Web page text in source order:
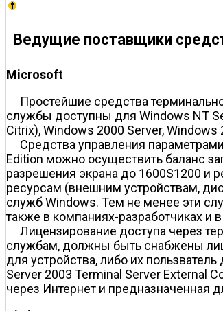
Ведущие поставщики
Microsoft
Простейшие средства
службы доступны для Windows NT
Citrix), Windows 2000 Server,
Средства управления
Edition можно осуществить баланс
разрешения экрана до 1600Ѕ1200 и
ресурсам (внешним устройствам,
служб Windows. Тем не менее эти
также в компаниях-разработчиках
Лицензирование доступа через
службам, должны быть снабжены
для устройства, либо их
Server 2003 Terminal Server
через Интернет и предназначенная